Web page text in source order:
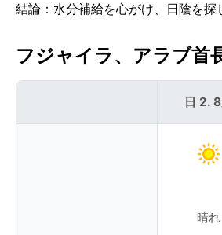
結論：水分補給を心がけ、日陰を探
フジャイラ、アラブ
日 2.
晴れ